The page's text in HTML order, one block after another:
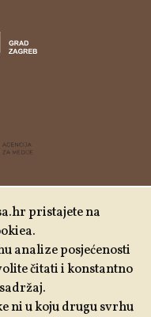
podrške
društva za
demokratizacije i
pristajete na
analize posjećenosti
čitati i konstantno
ni u koju drugu svrhu